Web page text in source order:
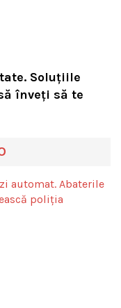
Soluțiile
înveți să te